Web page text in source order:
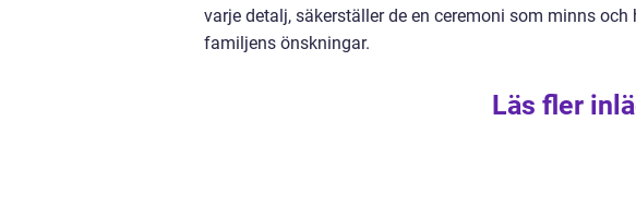
varje detalj, säkerställer de en ceremoni som minns
familjens önskningar.
Läs fler